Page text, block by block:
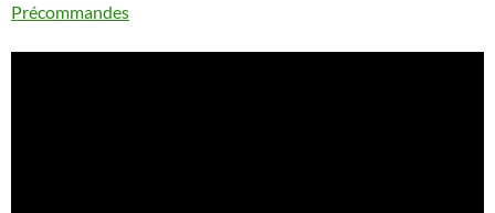
Précommandes